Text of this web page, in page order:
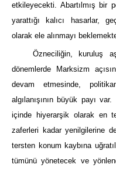
etkileyecekti. Abartılmış bir
yarattığı kalıcı hasarlar,
olarak ele alınmayı
Özneciliğin, kuruluş
dönemlerde Marksizm
devam etmesinde,
algılanışının büyük payı
içinde hiyerarşik olarak en
zaferleri kadar yenilgilerine
tersten konum kaybına
tümünü yönetecek ve